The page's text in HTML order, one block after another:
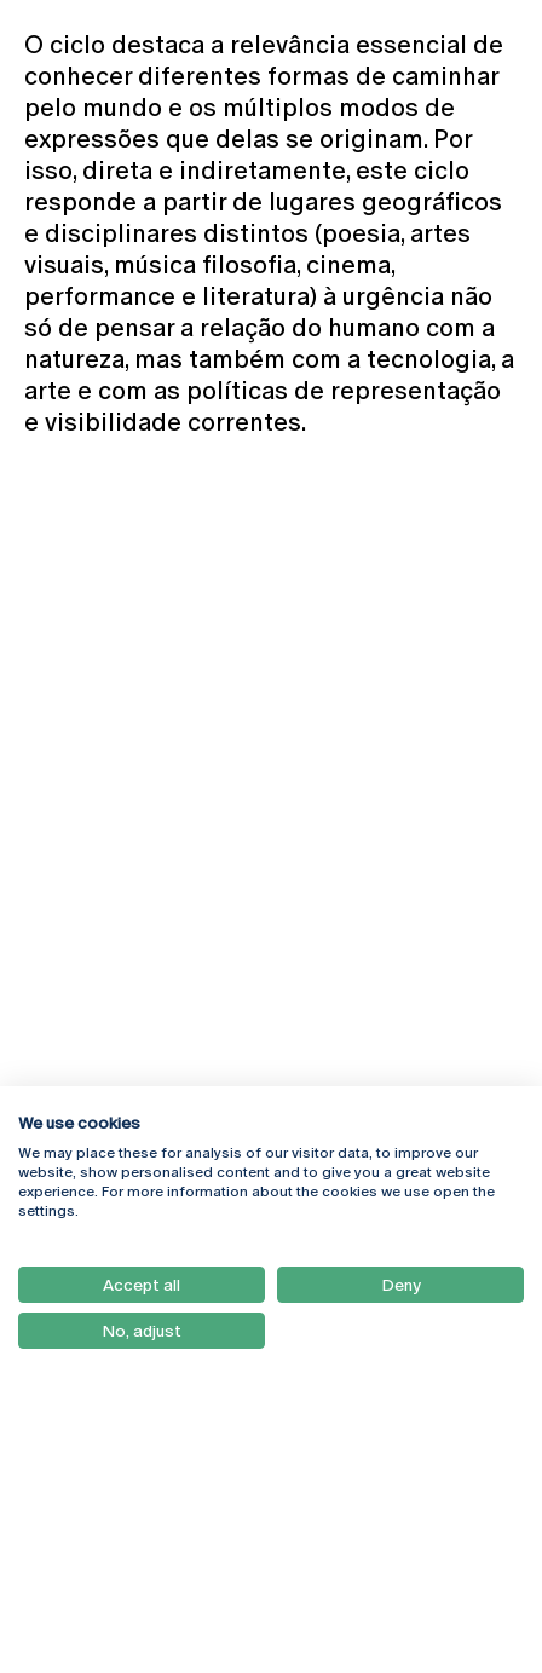
O ciclo destaca a relevância essencial de
conhecer diferentes formas de caminhar
pelo mundo e os múltiplos modos de
expressões que delas se originam. Por
isso, direta e indiretamente, este ciclo
responde a partir de lugares geográficos
e disciplinares distintos (poesia, artes
visuais, música filosofia, cinema,
performance e literatura) à urgência não
só de pensar a relação do humano com a
natureza, mas também com a tecnologia, a
arte e com as políticas de representação
e visibilidade correntes.
Rua Diogo Botelho 1327
4169-005 Porto
+351 226 196 240
Campus Online
Webmail
Como Chegar
Newsletter
We use cookies
We may place these for analysis of our visitor data, to improve our
website, show personalised content and to give you a great website
experience. For more information about the cookies we use open the
settings.
Accept all Deny
No, adjust